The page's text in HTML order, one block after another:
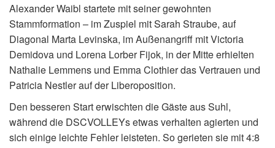
Alexander Waibl startete mit seiner gewohnten
Stammformation – im Zuspiel mit Sarah Straube, auf
Diagonal Marta Levinska, im Außenangriff mit Victoria
Demidova und Lorena Lorber Fijok, in der Mitte erhielten
Nathalie Lemmens und Emma Clothier das Vertrauen und
Patricia Nestler auf der Liberoposition.
Den besseren Start erwischten die Gäste aus Suhl,
während die DSCVOLLEYs etwas verhalten agierten und
sich einige leichte Fehler leisteten. So gerieten sie mit 4:8